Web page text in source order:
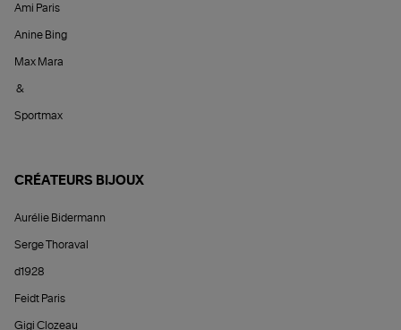
Ami Paris
Anine Bing
Max Mara
&
Sportmax
CRÉATEURS BIJOUX
Aurélie Bidermann
Serge Thoraval
d1928
Feidt Paris
Gigi Clozeau